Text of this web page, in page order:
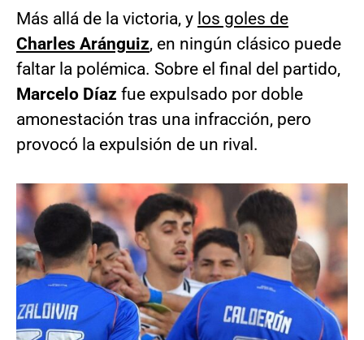
Más allá de la victoria, y los goles de
Charles Aránguiz, en ningún clásico puede
faltar la polémica. Sobre el final del partido,
Marcelo Díaz fue expulsado por doble
amonestación tras una infracción, pero
provocó la expulsión de un rival.